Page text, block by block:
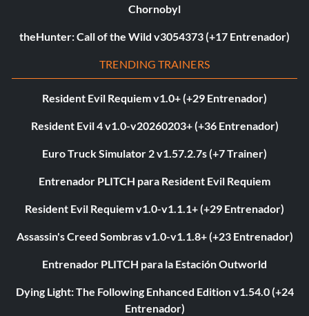
Chornobyl
theHunter: Call of the Wild v3054373 (+17 Entrenador)
TRENDING TRAINERS
Resident Evil Requiem v1.0+ (+29 Entrenador)
Resident Evil 4 v1.0-v20260203+ (+36 Entrenador)
Euro Truck Simulator 2 v1.57.2.7s (+7 Trainer)
Entrenador PLITCH para Resident Evil Requiem
Resident Evil Requiem v1.0-v1.1.1+ (+29 Entrenador)
Assassin's Creed Sombras v1.0-v1.1.8+ (+23 Entrenador)
Entrenador PLITCH para la Estación Outworld
Dying Light: The Following Enhanced Edition v1.54.0 (+24
Entrenador)